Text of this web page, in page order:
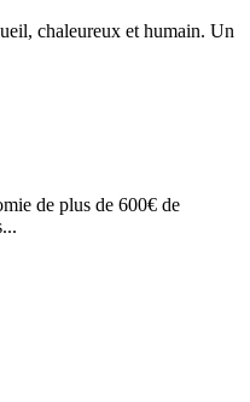
chaleureux et humain. Un
de plus de 600€ de